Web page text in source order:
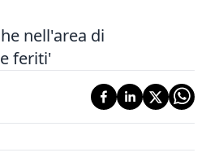
nell'area di
feriti'